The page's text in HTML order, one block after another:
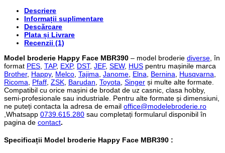
Descriere
Informații suplimentare
Descărcare
Plata și Livrare
Recenzii (1)
Model broderie Happy Face MBR390 – model broderie diverse , în
format PES TAP, EXP, DST, JEF, SEW, HUS pentru mașinile marca
Brother, Happy, Melco Tajima Janome Elna Bernina Husqvarna
Ricoma
Pfaff ZSK Barudan Toyota Singer și multe alte formate.
Compatibil cu orice mașini de brodat de uz casnic, clasa hobby,
semi-profesionale sau industriale. Pentru alte formate și dimensiuni,
ne puteți contacta la adresa de email office@modelebroderie.ro
,Whatsapp 0739.615.280 sau completați formularul disponibil în
pagina de contact.
Specificații Model broderie Happy Face MBR390 :